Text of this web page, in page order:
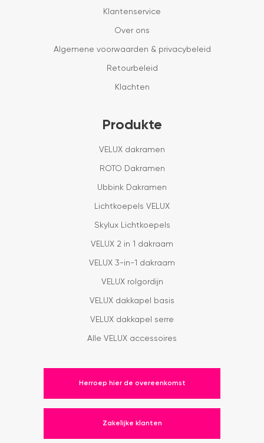
Klantenservice
Over ons
Algemene voorwaarden & privacybeleid
Retourbeleid
Klachten
Produkte
VELUX dakramen
ROTO Dakramen
Ubbink Dakramen
Lichtkoepels VELUX
Skylux Lichtkoepels
VELUX 2 in 1 dakraam
VELUX 3-in-1 dakraam
VELUX rolgordijn
VELUX dakkapel basis
VELUX dakkapel serre
Alle VELUX accessoires
Herroep hier de overeenkomst
Zakelijke klanten